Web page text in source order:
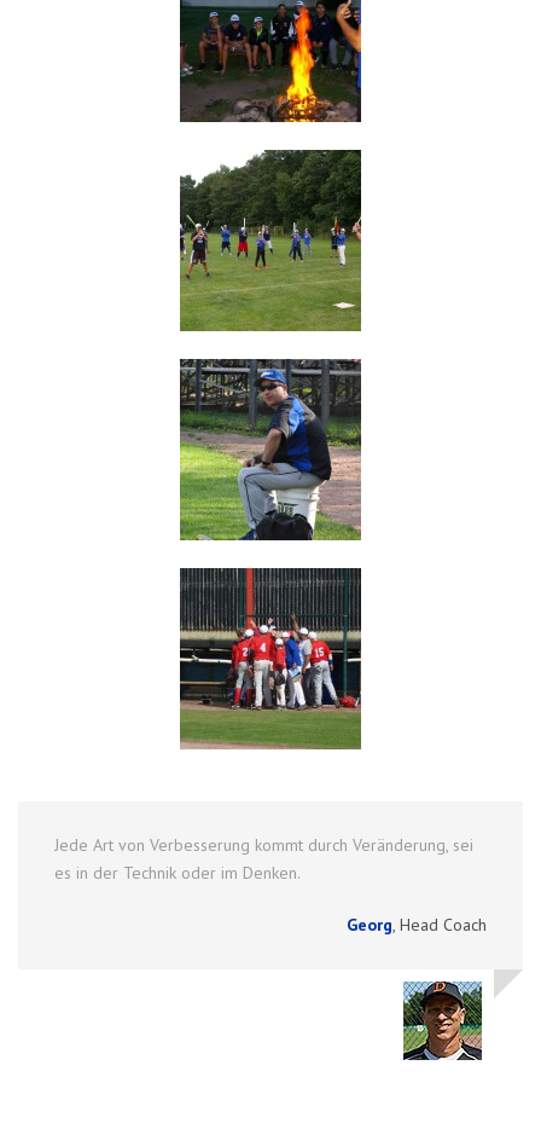
Jede Art von Verbesserung kommt durch Veränderung, sei
es in der Technik oder im Denken.
Georg, Head Coach